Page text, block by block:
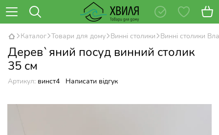
Каталог Товари для дому Винні столики Винні столики
Дерев`яний посуд винний столик
35 см
Артикул: винст4 Написати відгук